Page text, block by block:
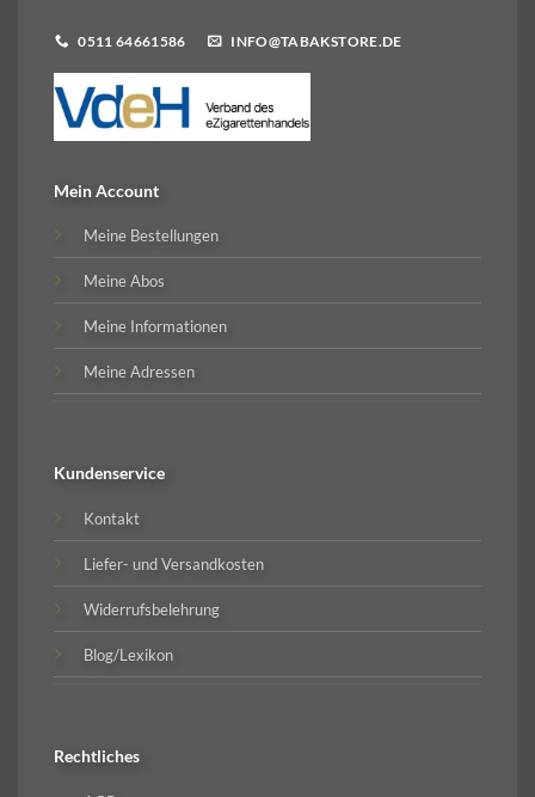
0511 64661586 INFO@TABAKSTORE.DE
Mein Account
Meine Bestellungen
Meine Abos
Meine Informationen
Meine Adressen
Kundenservice
Kontakt
Liefer- und Versandkosten
Widerrufsbelehrung
Blog/Lexikon
Rechtliches